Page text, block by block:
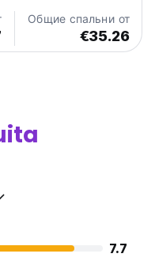
Общие спальни от
€35.26
7.7